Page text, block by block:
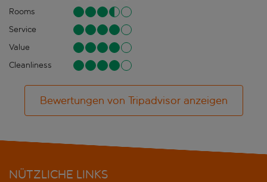
Rooms
Service
Value
Cleanliness
Bewertungen von Tripadvisor anzeigen
NÜTZLICHE LINKS